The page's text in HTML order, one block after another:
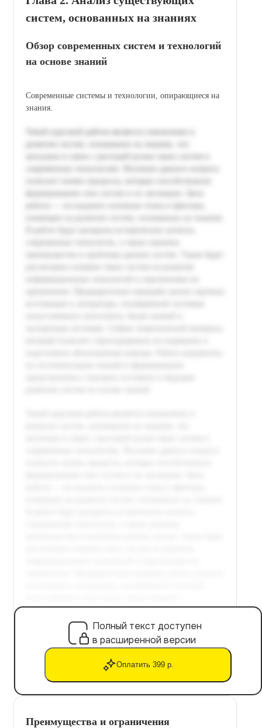
систем, основанных на знаниях
Обзор современных систем и технологий
на основе знаний
Современные системы и технологии, опирающиеся на
знания.
Полный текст доступен
в расширенной версии
Оплатить 399 р.
Преимущества и ограничения